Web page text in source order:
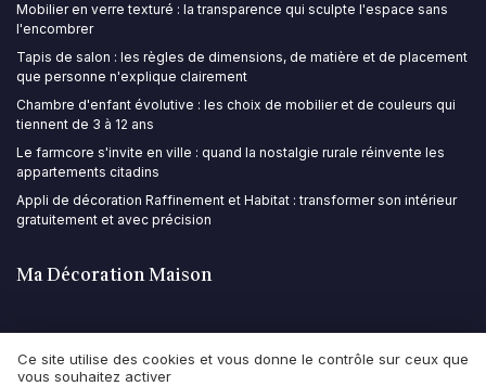
Mobilier en verre texturé : la transparence qui sculpte l'espace sans
l'encombrer
Tapis de salon : les règles de dimensions, de matière et de placement
que personne n'explique clairement
Chambre d'enfant évolutive : les choix de mobilier et de couleurs qui
tiennent de 3 à 12 ans
Le farmcore s'invite en ville : quand la nostalgie rurale réinvente les
appartements citadins
Appli de décoration Raffinement et Habitat : transformer son intérieur
gratuitement et avec précision
Ma Décoration Maison
Ce site utilise des cookies et vous donne le contrôle sur ceux que
vous souhaitez activer